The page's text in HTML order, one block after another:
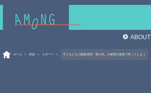
ABOUT
ホーム > 娯楽 > スポーツ > 子どもたちの国歌斉唱「君が代」が破壊力抜群で笑ってしまう